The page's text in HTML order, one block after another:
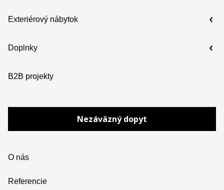
Exteriérový nábytok
Doplnky
B2B projekty
Nezáväzný dopyt
O nás
Referencie